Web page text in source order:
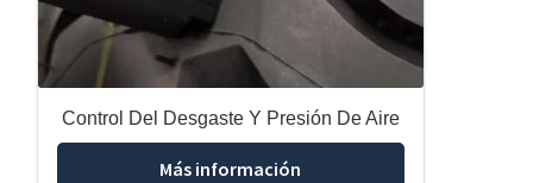
Control Del Desgaste Y Presión De Aire
Más información